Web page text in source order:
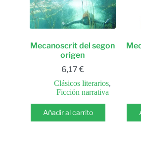
Mecanoscrit del segon
origen
6,17 €
Clásicos literarios,
Ficción narrativa
Añadir al carrito